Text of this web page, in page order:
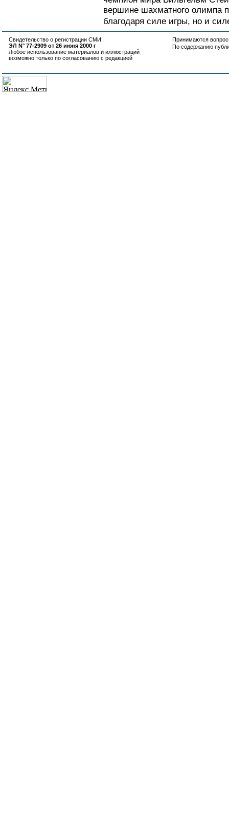
вершине шахматного олимпа
благодаря силе игры, но и
Свидетельство о регистрации СМИ:
ЭЛ N° 77-2909 от 26 июня 2000 г
Любое использование материалов и иллюстраций
возможно только по согласованию с редакцией
Принимаются
По содержанию